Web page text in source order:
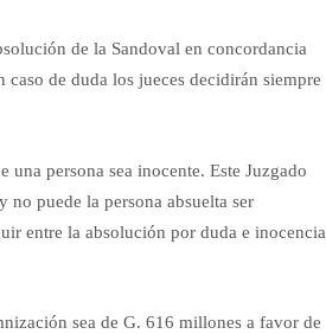
de la Sandoval en concordancia
de duda los jueces decidirán siempre
una persona sea inocente. Este Juzgado
no puede la persona absuelta ser
entre la absolución por duda e inocencia
sea de G. 616 millones a favor de